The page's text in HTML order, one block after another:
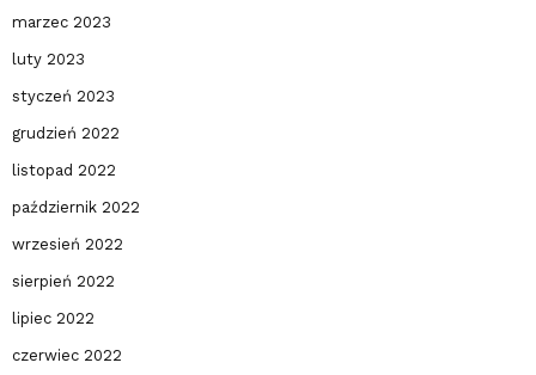
marzec 2023
luty 2023
styczeń 2023
grudzień 2022
listopad 2022
październik 2022
wrzesień 2022
sierpień 2022
lipiec 2022
czerwiec 2022